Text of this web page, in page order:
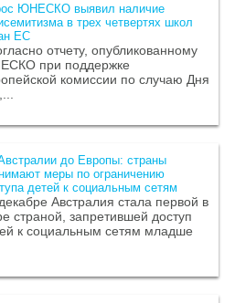
ЮНЕСКО выявил наличие
в трех четвертях школ
ЕС
отчету, опубликованному
при поддержке
комиссии по случаю Дня
до Европы: страны
меры по ограничению
детей к социальным сетям
Австралия стала первой в
страной, запретившей доступ
к социальным сетям младше